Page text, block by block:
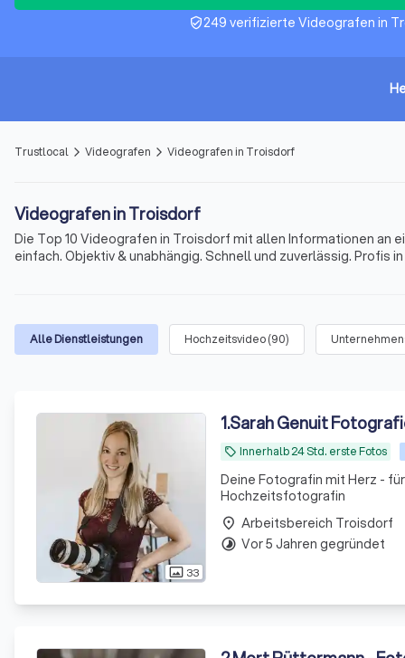
verified_user249 verifizierte Videografen in
Trustlocal arrow_forward_ios Videografen arrow_forward_ios Videografen in Troisdorf
Videografen in Troisdorf
Die Top 10 Videografen in Troisdorf mit allen Informationen an
einfach. Objektiv & unabhängig. Schnell und zuverlässig. Profis
Alle Dienstleistungen Hochzeitsvideo(90)
photo_size_select_actual 33
1.Sarah Genuit
local_offer Innerhalb 24 Std. erste Fotos
Deine Fotografin mit Herz -
Hochzeitsfotografin
place Arbeitsbereich Troisdorf
timelapse Vor 5 Jahren gegründet